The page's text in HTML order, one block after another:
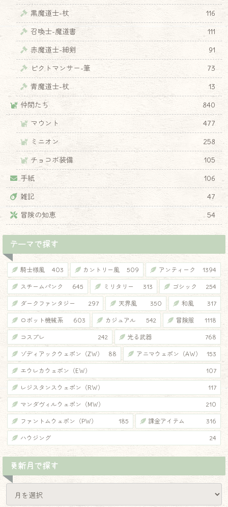
黒魔道士-杖
116
召喚士-魔道書
111
赤魔道士-細剣
91
ピクトマンサー-筆
73
青魔道士-杖
13
仲間たち
840
マウント
477
ミニオン
258
チョコボ装備
105
手紙
106
雑記
47
冒険の知恵
54
テーマで探す
騎士様風 403 カントリー風 509 アンティーク 1394
スチームパンク 645 ミリタリー 313 ゴシック 254
ダークファンタジー 297 天界風 350 和風 317
ロボット機械系 603 カジュアル 542 冒険服 1118
コスプレ 242 光る武器 768
ゾディアックウェポン（ZW） 88 アニマウェポン（AW） 153
エウレカウェポン（EW） 107
レジスタンスウェポン（RW） 117
マンダヴィルウェポン（MW） 210
ファントムウェポン（PW） 185 課金アイテム 316
ハウジング 24
更新月で探す